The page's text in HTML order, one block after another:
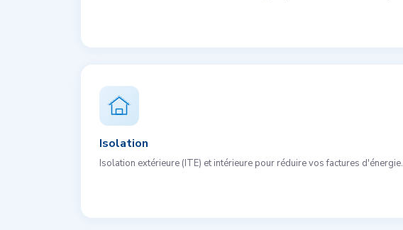
Isolation
Isolation extérieure (ITE) et intérieure pour réduire vos factures d'énergie.